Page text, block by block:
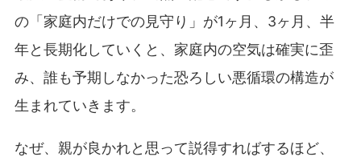
の「家庭内だけでの見守り」が1ヶ月、3ヶ月、半
年と長期化していくと、家庭内の空気は確実に歪
み、誰も予期しなかった恐ろしい悪循環の構造が
生まれていきます。
なぜ、親が良かれと思って説得すればするほど、